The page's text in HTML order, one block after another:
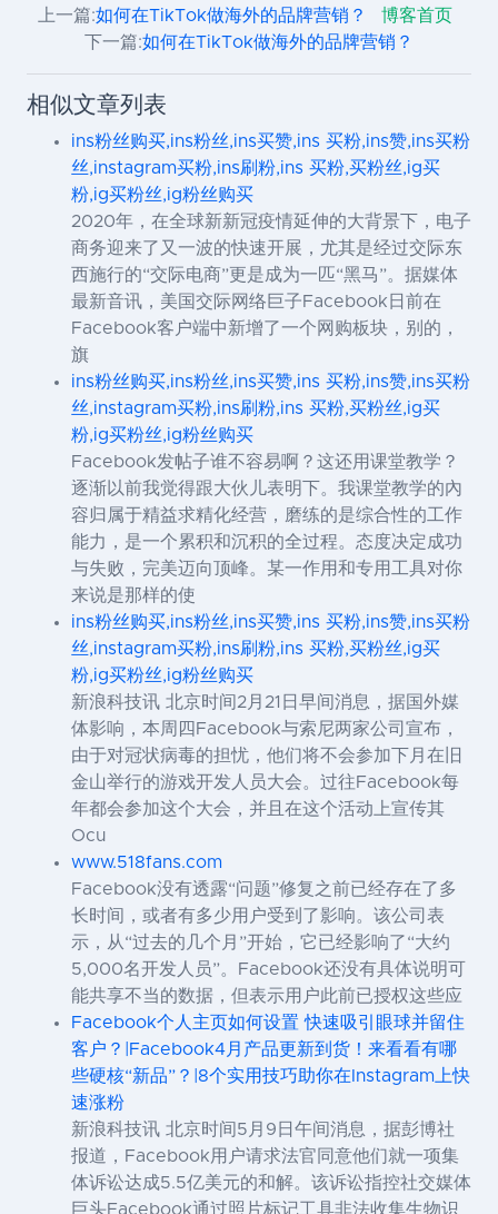
上一篇:如何在TikTok做海外的品牌营销？
博客首页
下一篇:如何在TikTok做海外的品牌营销？
相似文章列表
ins粉丝购买,ins粉丝,ins买赞,ins 买粉,ins赞,ins买粉
丝,instagram买粉,ins刷粉,ins 买粉,买粉丝,ig买
粉,ig买粉丝,ig粉丝购买
2020年，在全球新新冠疫情延伸的大背景下，电子
商务迎来了又一波的快速开展，尤其是经过交际东
西施行的“交际电商”更是成为一匹“黑马”。据媒体
最新音讯，美国交际网络巨子Facebook日前在
Facebook客户端中新增了一个网购板块，别的，
旗
ins粉丝购买,ins粉丝,ins买赞,ins 买粉,ins赞,ins买粉
丝,instagram买粉,ins刷粉,ins 买粉,买粉丝,ig买
粉,ig买粉丝,ig粉丝购买
Facebook发帖子谁不容易啊？这还用课堂教学？
逐渐以前我觉得跟大伙儿表明下。我课堂教学的內
容归属于精益求精化经营，磨练的是综合性的工作
能力，是一个累积和沉积的全过程。态度决定成功
与失败，完美迈向顶峰。某一作用和专用工具对你
来说是那样的使
ins粉丝购买,ins粉丝,ins买赞,ins 买粉,ins赞,ins买粉
丝,instagram买粉,ins刷粉,ins 买粉,买粉丝,ig买
粉,ig买粉丝,ig粉丝购买
新浪科技讯 北京时间2月21日早间消息，据国外媒
体影响，本周四Facebook与索尼两家公司宣布，
由于对冠状病毒的担忧，他们将不会参加下月在旧
金山举行的游戏开发人员大会。过往Facebook每
年都会参加这个大会，并且在这个活动上宣传其
Ocu
www.518fans.com
Facebook没有透露“问题”修复之前已经存在了多
长时间，或者有多少用户受到了影响。该公司表
示，从“过去的几个月”开始，它已经影响了“大约
5,000名开发人员”。Facebook还没有具体说明可
能共享不当的数据，但表示用户此前已授权这些应
Facebook个人主页如何设置 快速吸引眼球并留住
客户？|Facebook4月产品更新到货！来看看有哪
些硬核“新品”？|8个实用技巧助你在Instagram上快
速涨粉
新浪科技讯 北京时间5月9日午间消息，据彭博社
报道，Facebook用户请求法官同意他们就一项集
体诉讼达成5.5亿美元的和解。该诉讼指控社交媒体
巨头Facebook通过照片标记工具非法收集生物识